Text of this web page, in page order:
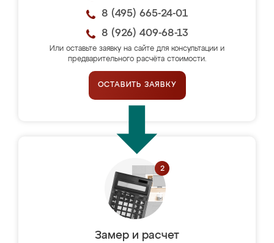
8 (495) 665-24-01
8 (926) 409-68-13
Или оставьте заявку на сайте для консультации и
предварительного расчёта стоимости.
ОСТАВИТЬ ЗАЯВКУ
Замер и расчет